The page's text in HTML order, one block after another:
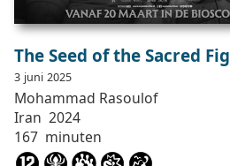
The Seed of the Sacred Fig
3 juni 2025
Mohammad Rasoulof
Iran 2024
167 minuten